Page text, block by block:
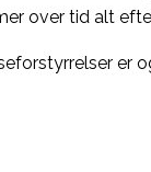
over tid alt
er